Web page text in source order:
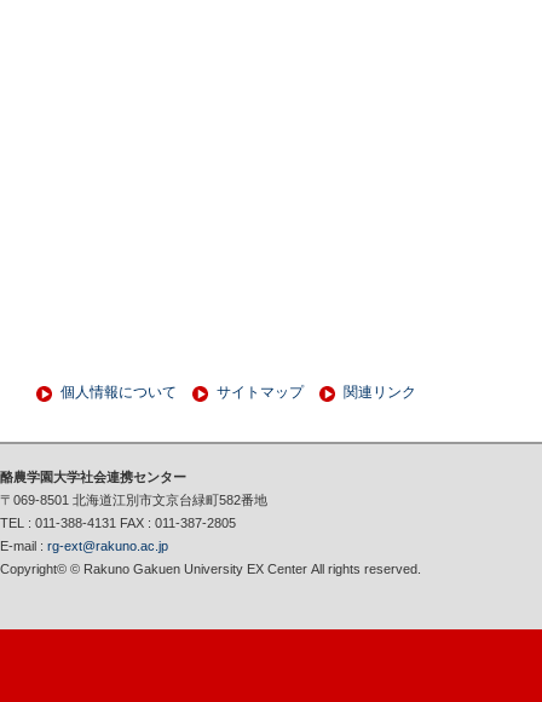
個人情報について サイトマップ 関連リンク
酪農学園大学社会連携センター
〒069-8501 北海道江別市文京台緑町582番地
TEL : 011-388-4131 FAX : 011-387-2805
E-mail : rg-ext@rakuno.ac.jp
Copyright© © Rakuno Gakuen University EX Center All rights reserved.